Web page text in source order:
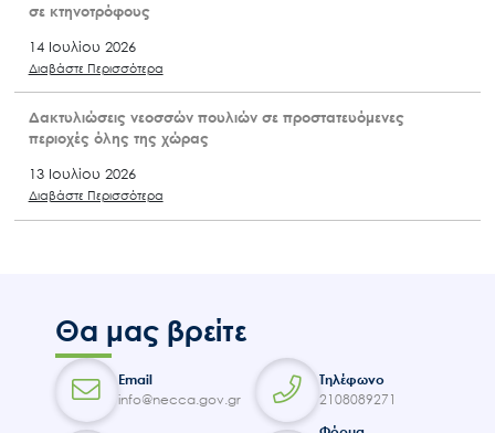
σε κτηνοτρόφους
14 Ιουλίου 2026
Διαβάστε Περισσότερα
Δακτυλιώσεις νεοσσών πουλιών σε προστατευόμενες
περιοχές όλης της χώρας
13 Ιουλίου 2026
Διαβάστε Περισσότερα
Θα μας βρείτε
Email
info@necca.gov.gr
Τηλέφωνο
2108089271